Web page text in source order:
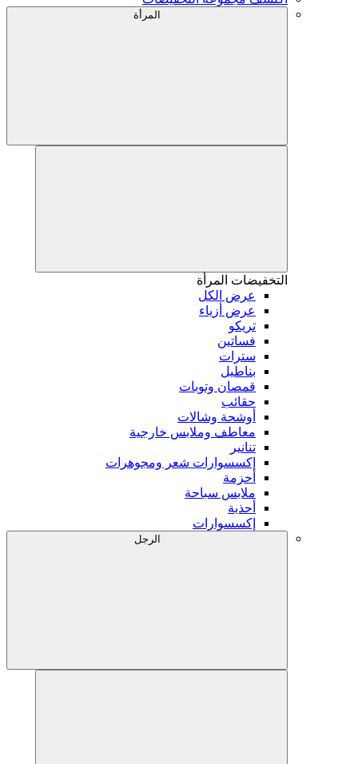
المرأة
التخفيضات المرأة
عرض الكل
عرض أزياء
تريكو
فساتين
سترات
بناطيل
قمصان وتوبات
حقائب
أوشحة وشالات
معاطف وملابس خارجية
تنانير
إكسسوارات شعر ومجوهرات
أحزمة
ملابس سباحة
أحذية
إكسسوارات
الرجل